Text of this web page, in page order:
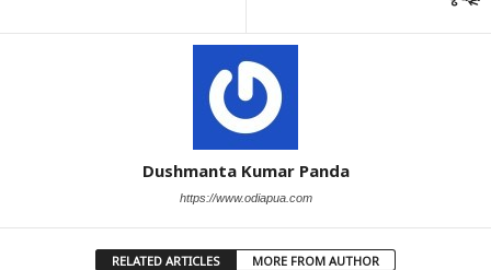
Dushmanta Kumar Panda
https://www.odiapua.com
RELATED ARTICLES MORE FROM AUTHOR